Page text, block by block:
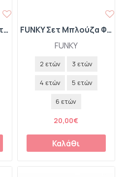
FUNKY Μπλούζα Φούτερ "Gamer" 227-392106-2 Χακί
FUNKY
FUNKY Σετ Μπλούζα Φούτερ και Παντελόνι Φόρμας "Cars Champion" 227-317112-1 Γκρι Allover-Μαύρο
2 ετών 3 ετών
4 ετών 5 ετών
6 ετών
20,00€
Καλάθι